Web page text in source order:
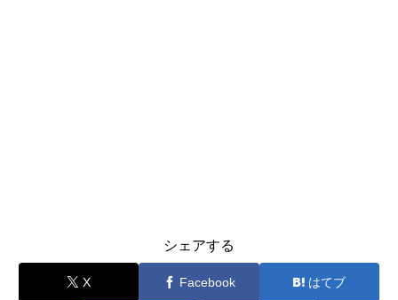
シェアする
X Facebook はてブ